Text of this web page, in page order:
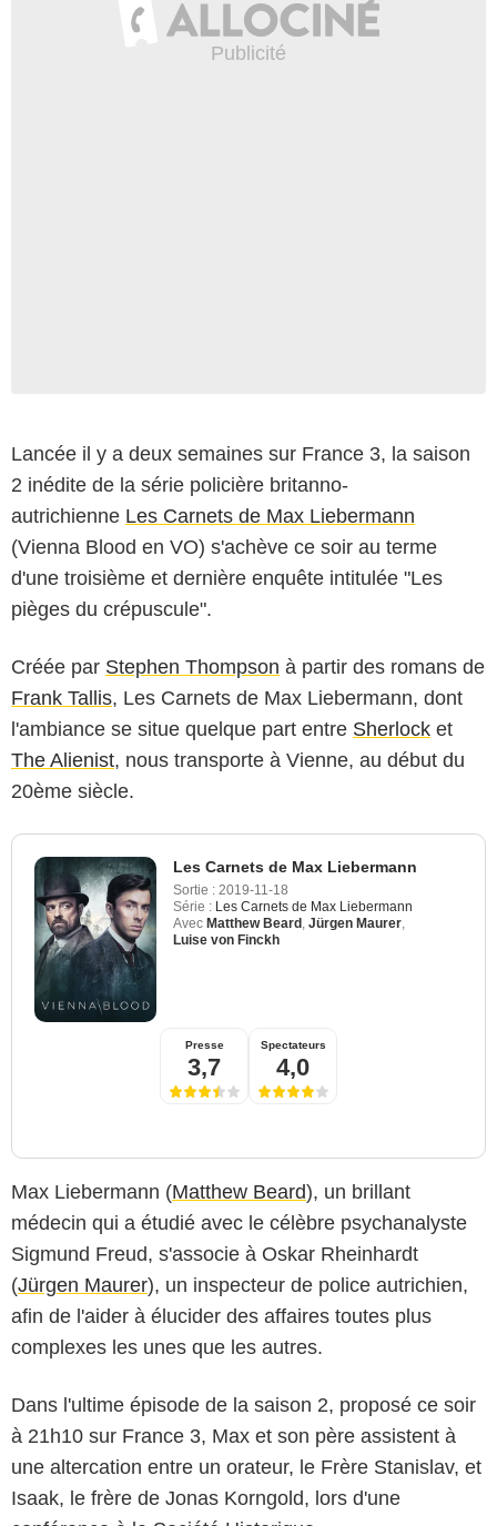
Lancée il y a deux semaines sur France 3, la saison
2 inédite de la série policière britanno-
autrichienne Les Carnets de Max Liebermann
(Vienna Blood en VO) s'achève ce soir au terme
d'une troisième et dernière enquête intitulée "Les
pièges du crépuscule".
Créée par Stephen Thompson à partir des romans de
Frank Tallis, Les Carnets de Max Liebermann, dont
l'ambiance se situe quelque part entre Sherlock et
The Alienist, nous transporte à Vienne, au début du
20ème siècle.
Les Carnets de Max Liebermann
Sortie : 2019-11-18
Série : Les Carnets de Max Liebermann
Avec Matthew Beard Jürgen Maurer
Luise von Finckh
Presse
3,7
Spectateurs
4,0
Max Liebermann (Matthew Beard), un brillant
médecin qui a étudié avec le célèbre psychanalyste
Sigmund Freud, s'associe à Oskar Rheinhardt
(Jürgen Maurer), un inspecteur de police autrichien,
afin de l'aider à élucider des affaires toutes plus
complexes les unes que les autres.
Dans l'ultime épisode de la saison 2, proposé ce soir
à 21h10 sur France 3, Max et son père assistent à
une altercation entre un orateur, le Frère Stanislav, et
Isaak, le frère de Jonas Korngold, lors d'une